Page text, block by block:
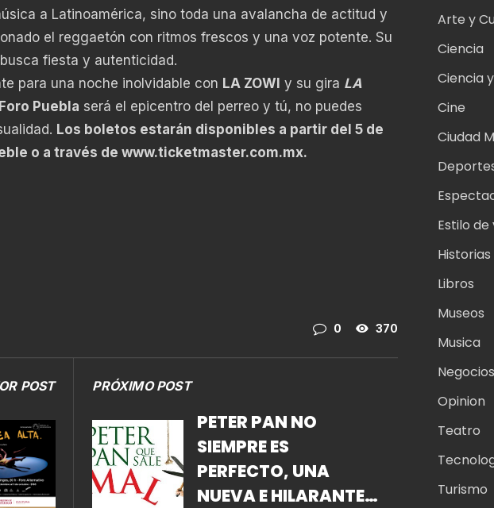
a Latinoamérica, sino toda una avalancha de actitud y
el reggaetón con ritmos frescos y una voz potente. Su
fiesta y autenticidad.
para una noche inolvidable con LA ZOWI y su gira LA
Foro Puebla será el epicentro del perreo y tú, no puedes
Los boletos estarán disponibles a partir del 5 de
o a través de www.ticketmaster.com.mx.
0 370
POST PRÓXIMO POST
PETER PAN NO
SIEMPRE ES
PERFECTO, UNA
NUEVA E HILARANTE
Arte y
Ciencia
Ciencia
Cine
Ciudad
Estilo de
Libros
Museos
Musica
Negocios
Opinion
Teatro
Turismo